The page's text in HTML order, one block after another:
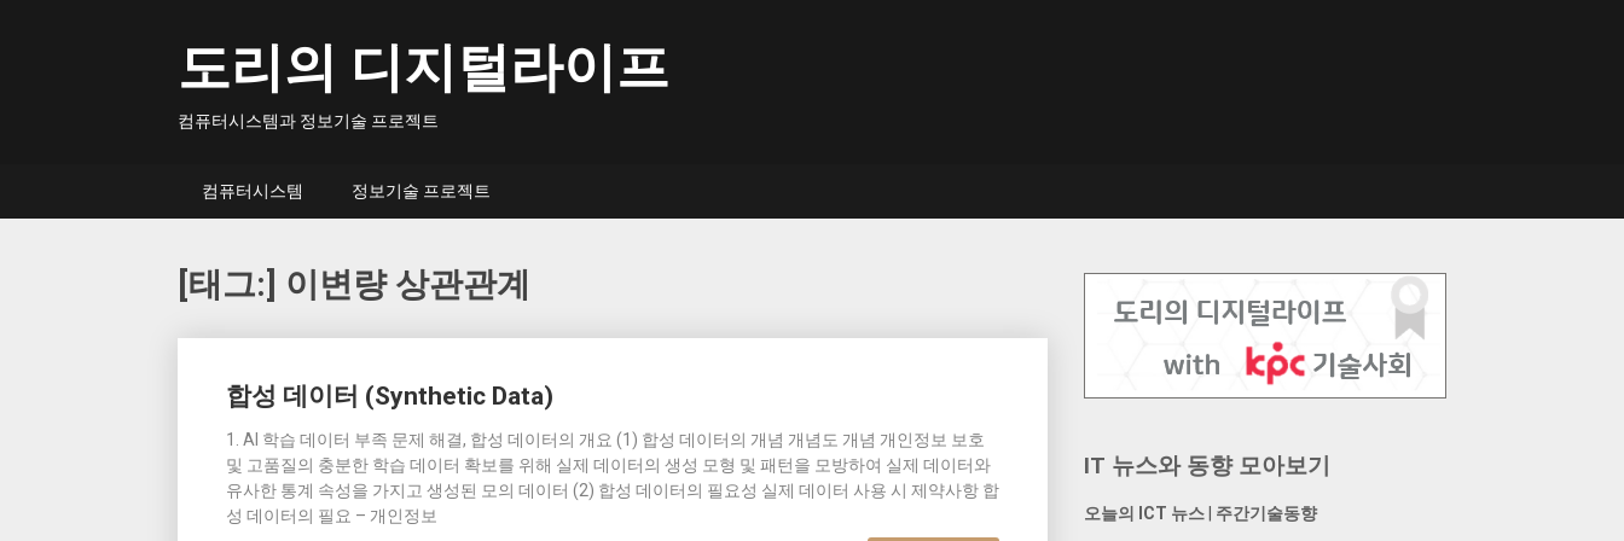
도리의 디지털라이프
컴퓨터시스템과 정보기술 프로젝트
컴퓨터시스템 정보기술 프로젝트
[태그:] 이변량 상관관계
합성 데이터 (Synthetic Data)
1. AI 학습 데이터 부족 문제 해결, 합성 데이터의 개요 (1) 합성 데이터의 개념 개념도 개념 개인정보 보호
및 고품질의 충분한 학습 데이터 확보를 위해 실제 데이터의 생성 모형 및 패턴을 모방하여 실제 데이터와
유사한 통계 속성을 가지고 생성된 모의 데이터 (2) 합성 데이터의 필요성 실제 데이터 사용 시 제약사항 합
성 데이터의 필요 – 개인정보
navigation
IT 뉴스와 동향 모아보기
오늘의 ICT 뉴스 주간기술동향